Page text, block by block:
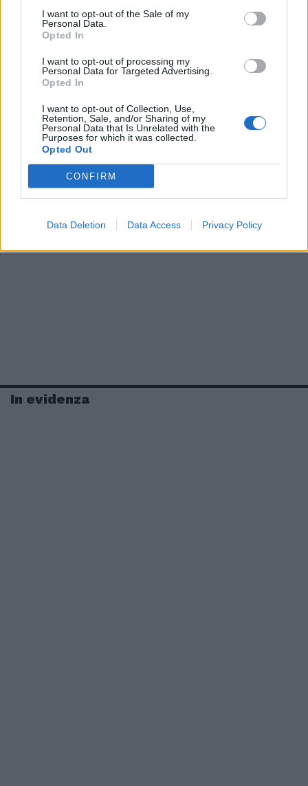
I want to opt-out of the Sale of my
Personal Data.
Opted In
I want to opt-out of processing my
Personal Data for Targeted Advertising.
Opted In
I want to opt-out of Collection, Use,
Retention, Sale, and/or Sharing of my
Personal Data that Is Unrelated with the
Purposes for which it was collected.
Opted Out
CONFIRM
Data Deletion Data Access Privacy Policy
In evidenza